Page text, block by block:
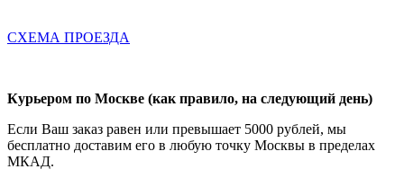
СХЕМА ПРОЕЗДА
Курьером по Москве (как правило, на следующий день)
Если Ваш заказ равен или превышает 5000 рублей, мы
бесплатно доставим его в любую точку Москвы в пределах
МКАД.